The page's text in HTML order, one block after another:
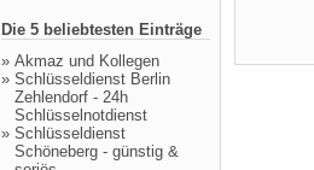
Die 5 beliebtesten Einträge
» Akmaz und Kollegen
» Schlüsseldienst Berlin
Zehlendorf - 24h
Schlüsselnotdienst
» Schlüsseldienst
Schöneberg - günstig &